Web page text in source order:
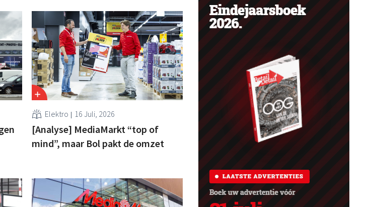
Elektro 16 Juli, 2026
[Analyse] MediaMarkt “top of
mind”, maar Bol pakt de omzet